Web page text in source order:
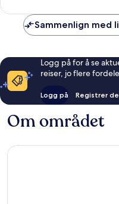
Sammenlign med
Logg på for å se
reiser, jo flere
Logg på Registrer
Om området